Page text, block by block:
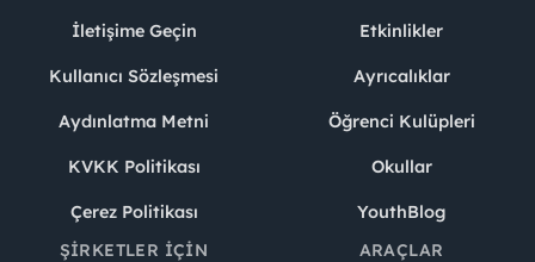
İletişime Geçin
Kullanıcı Sözleşmesi
Aydınlatma Metni
KVKK Politikası
Çerez Politikası
Etkinlikler
Ayrıcalıklar
Öğrenci Kulüpleri
Okullar
YouthBlog
ŞIRKETLER İÇIN
ARAÇLAR